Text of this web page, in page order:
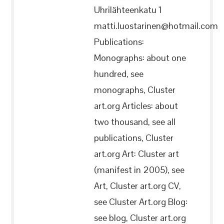
Uhrilähteenkatu 1
matti.luostarinen@hotmail.com
Publications:
Monographs: about one
hundred, see
monographs, Cluster
art.org Articles: about
two thousand, see all
publications, Cluster
art.org Art: Cluster art
(manifest in 2005), see
Art, Cluster art.org CV,
see Cluster Art.org Blog:
see blog, Cluster art.org